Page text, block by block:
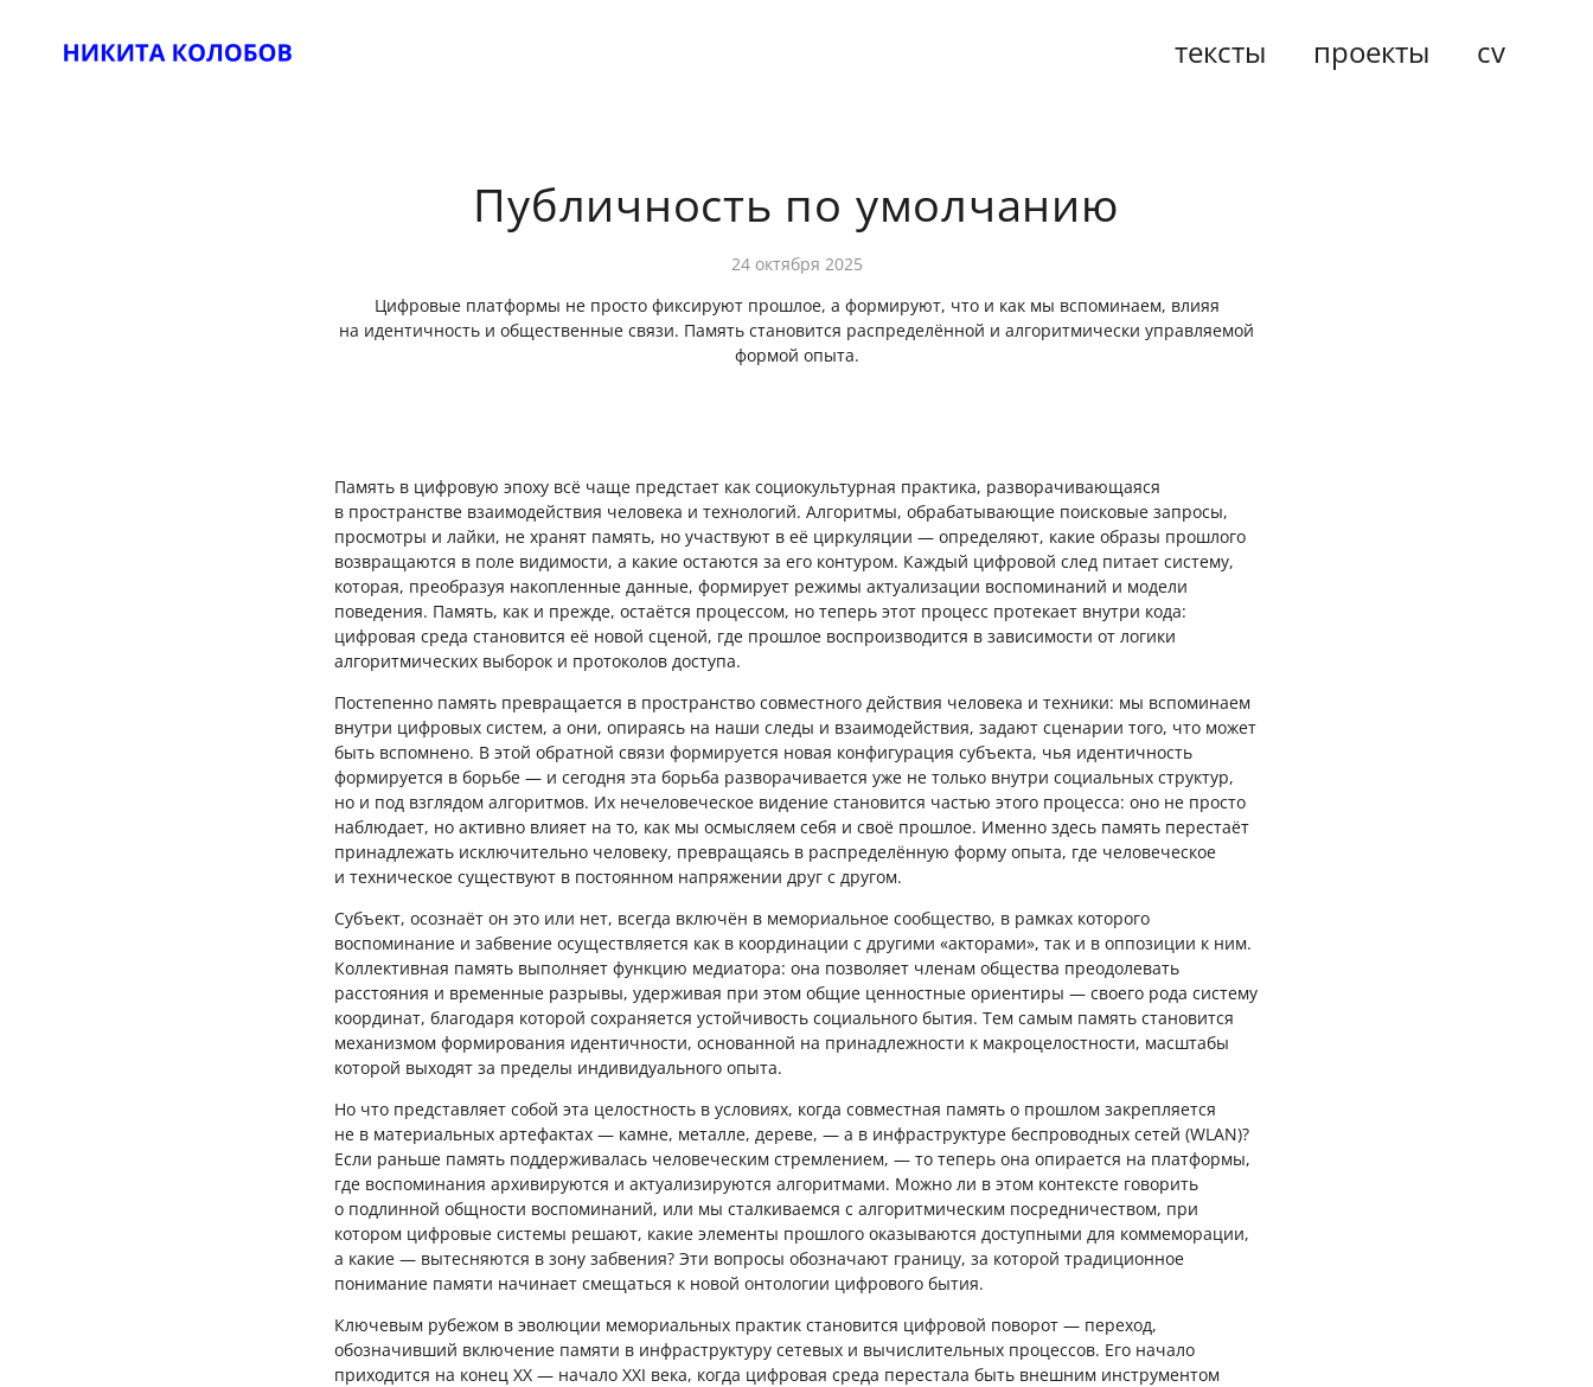
тексты проекты cv
Публичность по умолчанию
24 октября 2025
Цифровые платформы не просто фиксируют прошлое, а формируют, что и как мы вспоминаем, влияя
на идентичность и общественные связи. Память становится распределённой и алгоритмически управляемой
формой опыта.
Память в цифровую эпоху всё чаще предстает как социокультурная практика, разворачивающаяся
в пространстве взаимодействия человека и технологий. Алгоритмы, обрабатывающие поисковые запросы,
просмотры и лайки, не хранят память, но участвуют в её циркуляции — определяют, какие образы прошлого
возвращаются в поле видимости, а какие остаются за его контуром. Каждый цифровой след питает систему,
которая, преобразуя накопленные данные, формирует режимы актуализации воспоминаний и модели
поведения. Память, как и прежде, остаётся процессом, но теперь этот процесс протекает внутри кода:
цифровая среда становится её новой сценой, где прошлое воспроизводится в зависимости от логики
алгоритмических выборок и протоколов доступа.
Постепенно память превращается в пространство совместного действия человека и техники: мы вспоминаем
внутри цифровых систем, а они, опираясь на наши следы и взаимодействия, задают сценарии того, что может
быть вспомнено. В этой обратной связи формируется новая конфигурация субъекта, чья идентичность
формируется в борьбе — и сегодня эта борьба разворачивается уже не только внутри социальных структур,
но и под взглядом алгоритмов. Их нечеловеческое видение становится частью этого процесса: оно не просто
наблюдает, но активно влияет на то, как мы осмысляем себя и своё прошлое. Именно здесь память перестаёт
принадлежать исключительно человеку, превращаясь в распределённую форму опыта, где человеческое
и техническое существуют в постоянном напряжении друг с другом.
Субъект, осознаёт он это или нет, всегда включён в мемориальное сообщество, в рамках которого
воспоминание и забвение осуществляется как в координации с другими «акторами», так и в оппозиции к ним.
Коллективная память выполняет функцию медиатора: она позволяет членам общества преодолевать
расстояния и временные разрывы, удерживая при этом общие ценностные ориентиры — своего рода систему
координат, благодаря которой сохраняется устойчивость социального бытия. Тем самым память становится
механизмом формирования идентичности, основанной на принадлежности к макроцелостности, масштабы
которой выходят за пределы индивидуального опыта.
Но что представляет собой эта целостность в условиях, когда совместная память о прошлом закрепляется
не в материальных артефактах — камне, металле, дереве, — а в инфраструктуре беспроводных сетей (WLAN)?
Если раньше память поддерживалась человеческим стремлением, — то теперь она опирается на платформы,
где воспоминания архивируются и актуализируются алгоритмами. Можно ли в этом контексте говорить
о подлинной общности воспоминаний, или мы сталкиваемся с алгоритмическим посредничеством, при
котором цифровые системы решают, какие элементы прошлого оказываются доступными для коммеморации,
а какие — вытесняются в зону забвения? Эти вопросы обозначают границу, за которой традиционное
понимание памяти начинает смещаться к новой онтологии цифрового бытия.
Ключевым рубежом в эволюции мемориальных практик становится цифровой поворот — переход,
обозначивший включение памяти в инфраструктуру сетевых и вычислительных процессов. Его начало
приходится на конец XX — начало XXI века, когда цифровая среда перестала быть внешним инструментом